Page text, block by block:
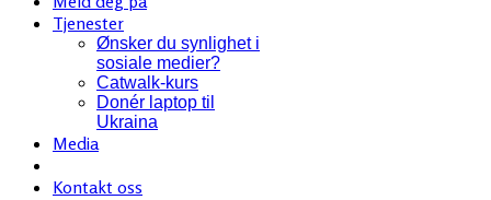
Tjenester
Ønsker du synlighet i
sosiale medier?
Catwalk-kurs
Donér laptop til
Ukraina
Media
Kontakt oss